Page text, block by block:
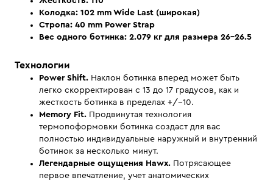
Колодка: 102 mm Wide Last (широкая)
Стропа: 40 mm Power Strap
Вес одного ботинка: 2.079 кг для размера 26-26.5
Технологии
Power Shift. Наклон ботинка вперед может быть
легко скорректирован с 13 до 17 градусов, как и
жесткость ботинка в пределах +/-10.
Memory Fit. Продвинутая технология
термопоформовки ботинка создаст для вас
полностью индивидуальные наружный и внутренний
ботинок за несколько минут.
Легендарные ощущения Hawx. Потрясающее
первое впечатление, учет анатомических